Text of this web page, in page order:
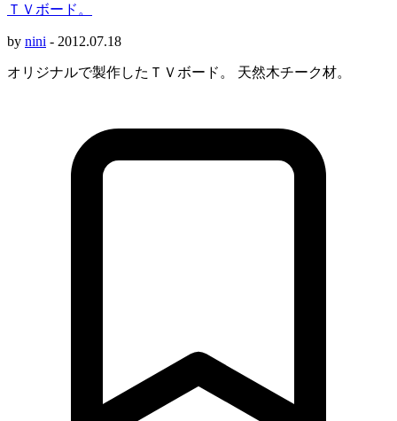
ＴＶボード。
by nini - 2012.07.18
オリジナルで製作したＴＶボード。 天然木チーク材。